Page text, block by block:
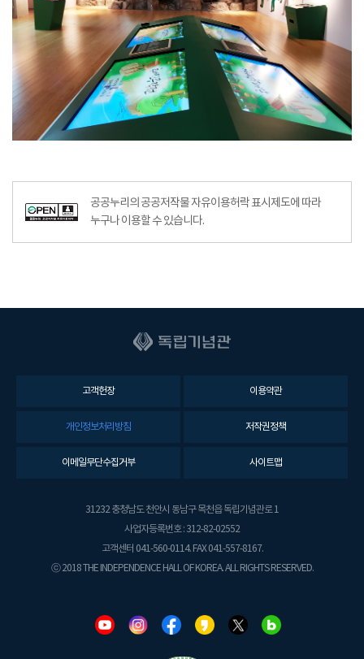
공공누리의 공공저작물 자유이용허락 표시제도에 따라
누구나 이용할 수 있습니다.
고객헌장 이용약관
개인정보처리방침 저작권정책
이메일무단수집거부 사이트맵
31232 충청남도 천안시 동남구 목천읍 독립기념관로 1
사업자등록번호 : 312-82-02552
고객센터 041-560-0114. FAX 041-557-8167.
ⓒ 2018 THE INDEPENDENCE HALL OF KOREA. ALL RIGHTS RESERVED.